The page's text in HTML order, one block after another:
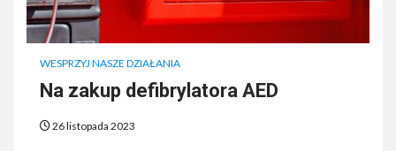
WESPRZYJ NASZE DZIAŁANIA
Na zakup defibrylatora AED
26 listopada 2023